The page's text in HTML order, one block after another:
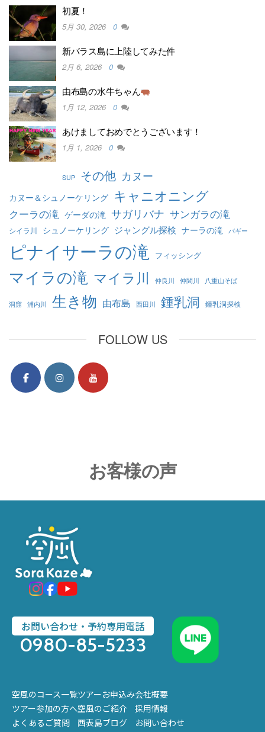
初夏！
5月 30, 2026 0
新バラス島に上陸してみた件
2月 6, 2026 0
由布島の水牛ちゃん
1月 12, 2026 0
あけましておめでとうございます！
1月 1, 2026 0
SUP その他 カヌー
カヌー＆シュノーケリング キャニオニング
クーラの滝 ゲーダの滝 サガリバナ サンガラの滝
シイラ川 シュノーケリング ジャングル探検 ナーラの滝 バギー
ピナイサーラの滝 フィッシング
マイラの滝 マイラ川 仲良川 仲間川 八重山そば
洞窟 浦内川 生き物 由布島 西田川 鍾乳洞 鍾乳洞探検
FOLLOW US
お客様の声
お問い合わせ・予約専用電話
0980-85-5233
空風のコース一覧
ツアー参加の方へ
よくあるご質問
ツアーお申込み
空風のご紹介
西表島ブログ
会社概要
採用情報
お問い合わせ